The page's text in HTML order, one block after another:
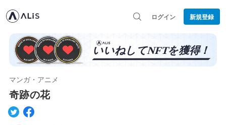
ログイン 新規登録
マンガ・アニメ
奇跡の花